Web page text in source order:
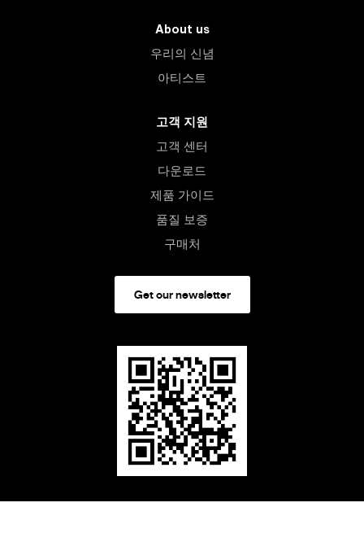
About us
우리의 신념
아티스트
고객 지원
고객 센터
다운로드
제품 가이드
품질 보증
구매처
Get our newsletter